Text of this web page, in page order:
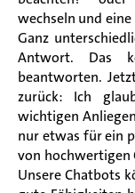
wechseln und eine
Ganz
Antwort. Das
beantworten.
zurück: Ich
wichtigen
nur etwas für ein
von hochwertigen
Unsere Chatbots